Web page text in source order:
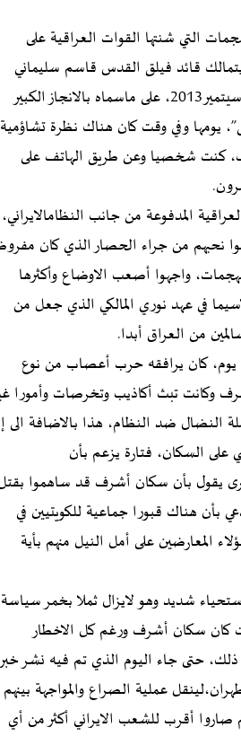
أعنف وأشرس الهجمات التي شنتها القوات العراقية على
قائد فيلق القدس قاسم سليماني
نفسه بأن كتب مهنئا القيادة الايرانية بخصوص الهجمة الاخيرة ،أي الاول من سيتمير2013، على ماسماه بالانجاز الكبير
”، يومها وفي وقت كان هناك نظرة تشاؤمية
كنت شخصيا وعن طريق الهاتف على
.
القوات العراقية المدفوعة من جانب النظامالايراني،
المالكي وفالح الفياض الى جانب 26 آخرين قضوا نحبهم من جراء الحصار الذي كان
ناهيك بـ 600 مصاب من جراء الهجمات، واجهوا أصعب الاوضاع وأكثرها
في عهد نوري المالكي الذي جعل من
من العراق أبدا.
يوم، كان يرافقه حرب أعصاب من نوع
تبث أكاذيب وتخرصات وأمورا
النضال ضد النظام، هذا بالاضافة الى
على السكان، فتارة يزعم بأن
يقول بأن سكان أشرف قد ساهموا
العراق إبان انتفاضة 1991، وحينا آخر يدعي بأن هناك قبورا جماعية للكويتيين في
المعارضين على أمل النيل منهم بأية
شديد وهو لايزال ثملا بخمر سياسة
كان سكان أشرف ورغم كل الاخطار
حتى جاء اليوم الذي تم فيه نشر خبر
عملية الصراع والمواجهة بينهم
من أهم مميزاتها إنهم صاروا أقرب للشعب الايراني أكثر من أي